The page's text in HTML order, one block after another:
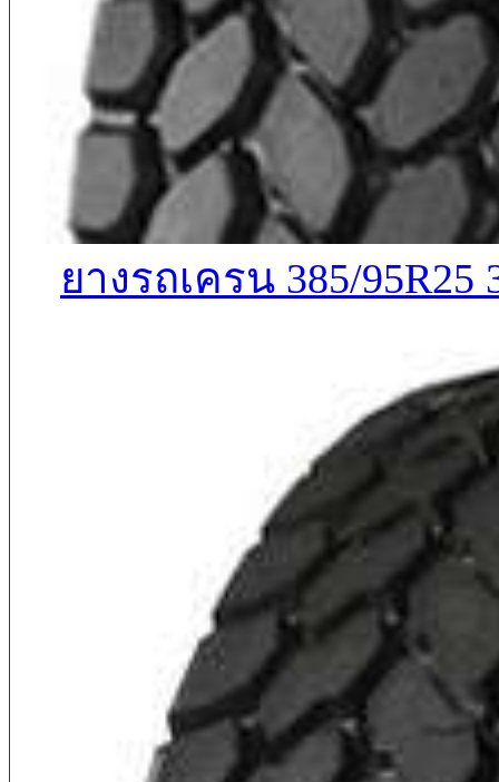
ยางรถเครน 385/95R25